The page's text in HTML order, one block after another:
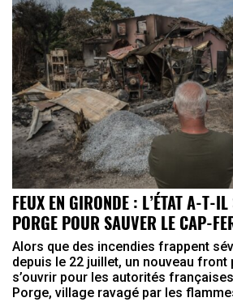
FEUX EN GIRONDE : L’ÉTAT A-T-
PORGE POUR SAUVER LE CAP-
Alors que des incendies frappent
depuis le 22 juillet, un nouveau
s’ouvrir pour les autorités
Porge, village ravagé par les